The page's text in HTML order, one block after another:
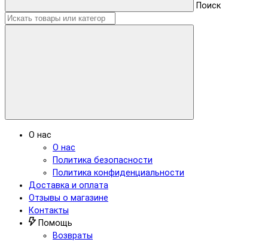
Поиск
О нас
О нас
Политика безопасности
Политика конфиденциальности
Доставка и оплата
Отзывы о магазине
Контакты
Помощь
Возвраты